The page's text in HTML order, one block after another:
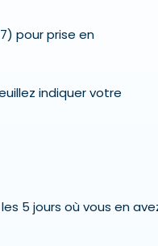
pour prise en
indiquer votre
5 jours où vous en